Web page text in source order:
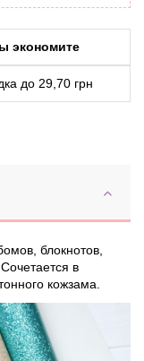
экономите
до 29,70 грн
блокнотов,
в
кожзама.